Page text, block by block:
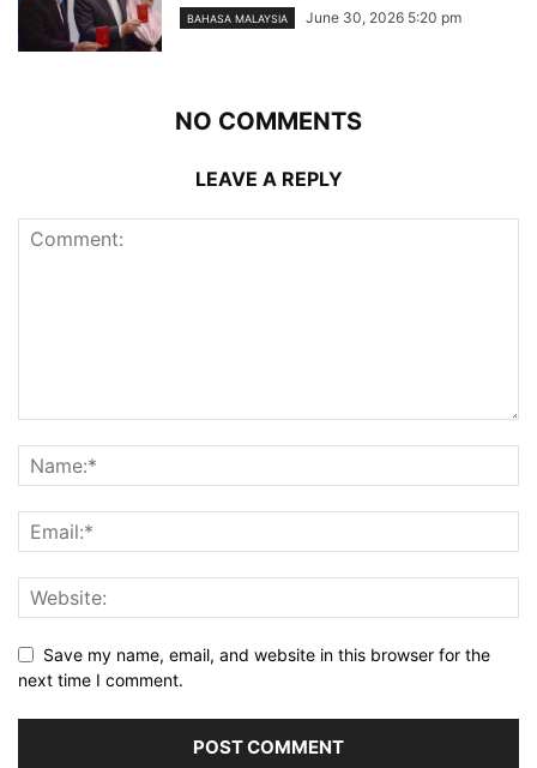
BAHASA MALAYSIA June 30, 2026 5:20 pm
NO COMMENTS
LEAVE A REPLY
Save my name, email, and website in this browser for the
next time I comment.